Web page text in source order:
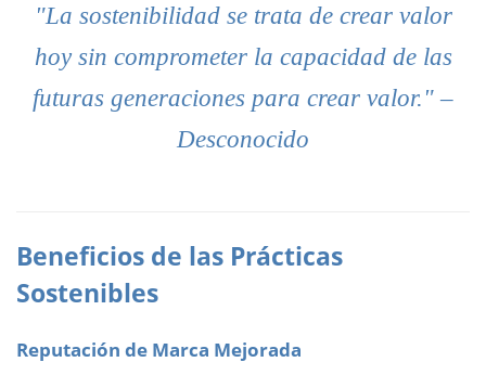
"La sostenibilidad se trata de crear valor
hoy sin comprometer la capacidad de las
futuras generaciones para crear valor." –
Desconocido
Beneficios de las Prácticas
Sostenibles
Reputación de Marca Mejorada